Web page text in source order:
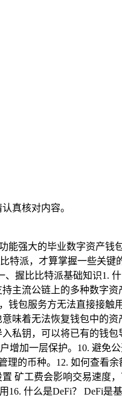
真核对内容。
能强大的毕业数字资产钱
派，才算掌握一些关键
握比比特派基础知识1.
主流公链上的多种数字
钱包服务方无法直接接触
味着无法恢复钱包中的
私钥，可以将已有的钱
增加一层保护。10. 避免
的币种。12. 如何查看
矿工费会影响交易速度
什么是DeFi？ DeFi是